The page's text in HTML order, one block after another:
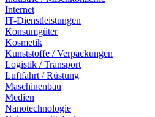
Internet
IT-Dienstleistungen
Konsumgüter
Kosmetik
Kunststoffe / Verpackungen
Logistik / Transport
Luftfahrt / Rüstung
Maschinenbau
Medien
Nanotechnologie